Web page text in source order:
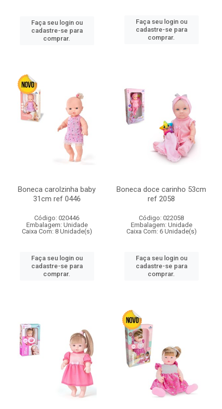
Faça seu login ou
cadastre-se para
comprar.
Faça seu login ou
cadastre-se para
comprar.
Boneca carolzinha baby
31cm ref 0446
Código: 020446
Embalagem: Unidade
Caixa Com: 8 Unidade(s)
Faça seu login ou
cadastre-se para
comprar.
Boneca doce carinho 53cm
ref 2058
Código: 022058
Embalagem: Unidade
Caixa Com: 6 Unidade(s)
Faça seu login ou
cadastre-se para
comprar.